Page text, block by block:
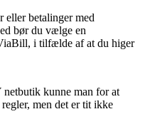
eller betalinger med
bør du vælge en
i tilfælde af at du higer
kunne man for at
men det er tit ikke